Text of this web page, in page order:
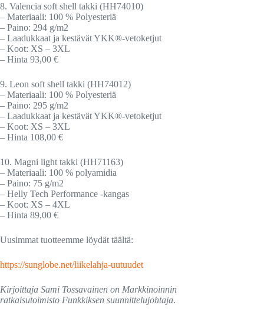
8. Valencia soft shell takki (HH74010)
– Materiaali: 100 % Polyesteriä
– Paino: 294 g/m2
– Laadukkaat ja kestävät YKK®-vetoketjut
– Koot: XS – 3XL
– Hinta 93,00 €
9. Leon soft shell takki (HH74012)
– Materiaali: 100 % Polyesteriä
– Paino: 295 g/m2
– Laadukkaat ja kestävät YKK®-vetoketjut
– Koot: XS – 3XL
– Hinta 108,00 €
10. Magni light takki (HH71163)
– Materiaali: 100 % polyamidia
– Paino: 75 g/m2
– Helly Tech Performance -kangas
– Koot: XS – 4XL
– Hinta 89,00 €
Uusimmat tuotteemme löydät täältä:
https://sunglobe.net/liikelahja-uutuudet
Kirjoittaja Sami Tossavainen on Markkinoinnin
ratkaisutoimisto Funkkiksen suunnittelujohtaja.